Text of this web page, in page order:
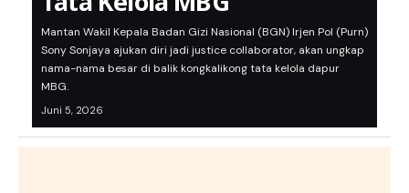
Mantan Wakil Kepala Badan Gizi Nasional (BGN) Irjen Pol (Purn)
Sony Sonjaya ajukan diri jadi justice collaborator, akan ungkap
nama-nama besar di balik kongkalikong tata kelola dapur
MBG.
Juni 5, 2026